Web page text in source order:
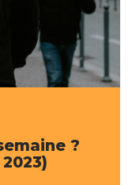
?